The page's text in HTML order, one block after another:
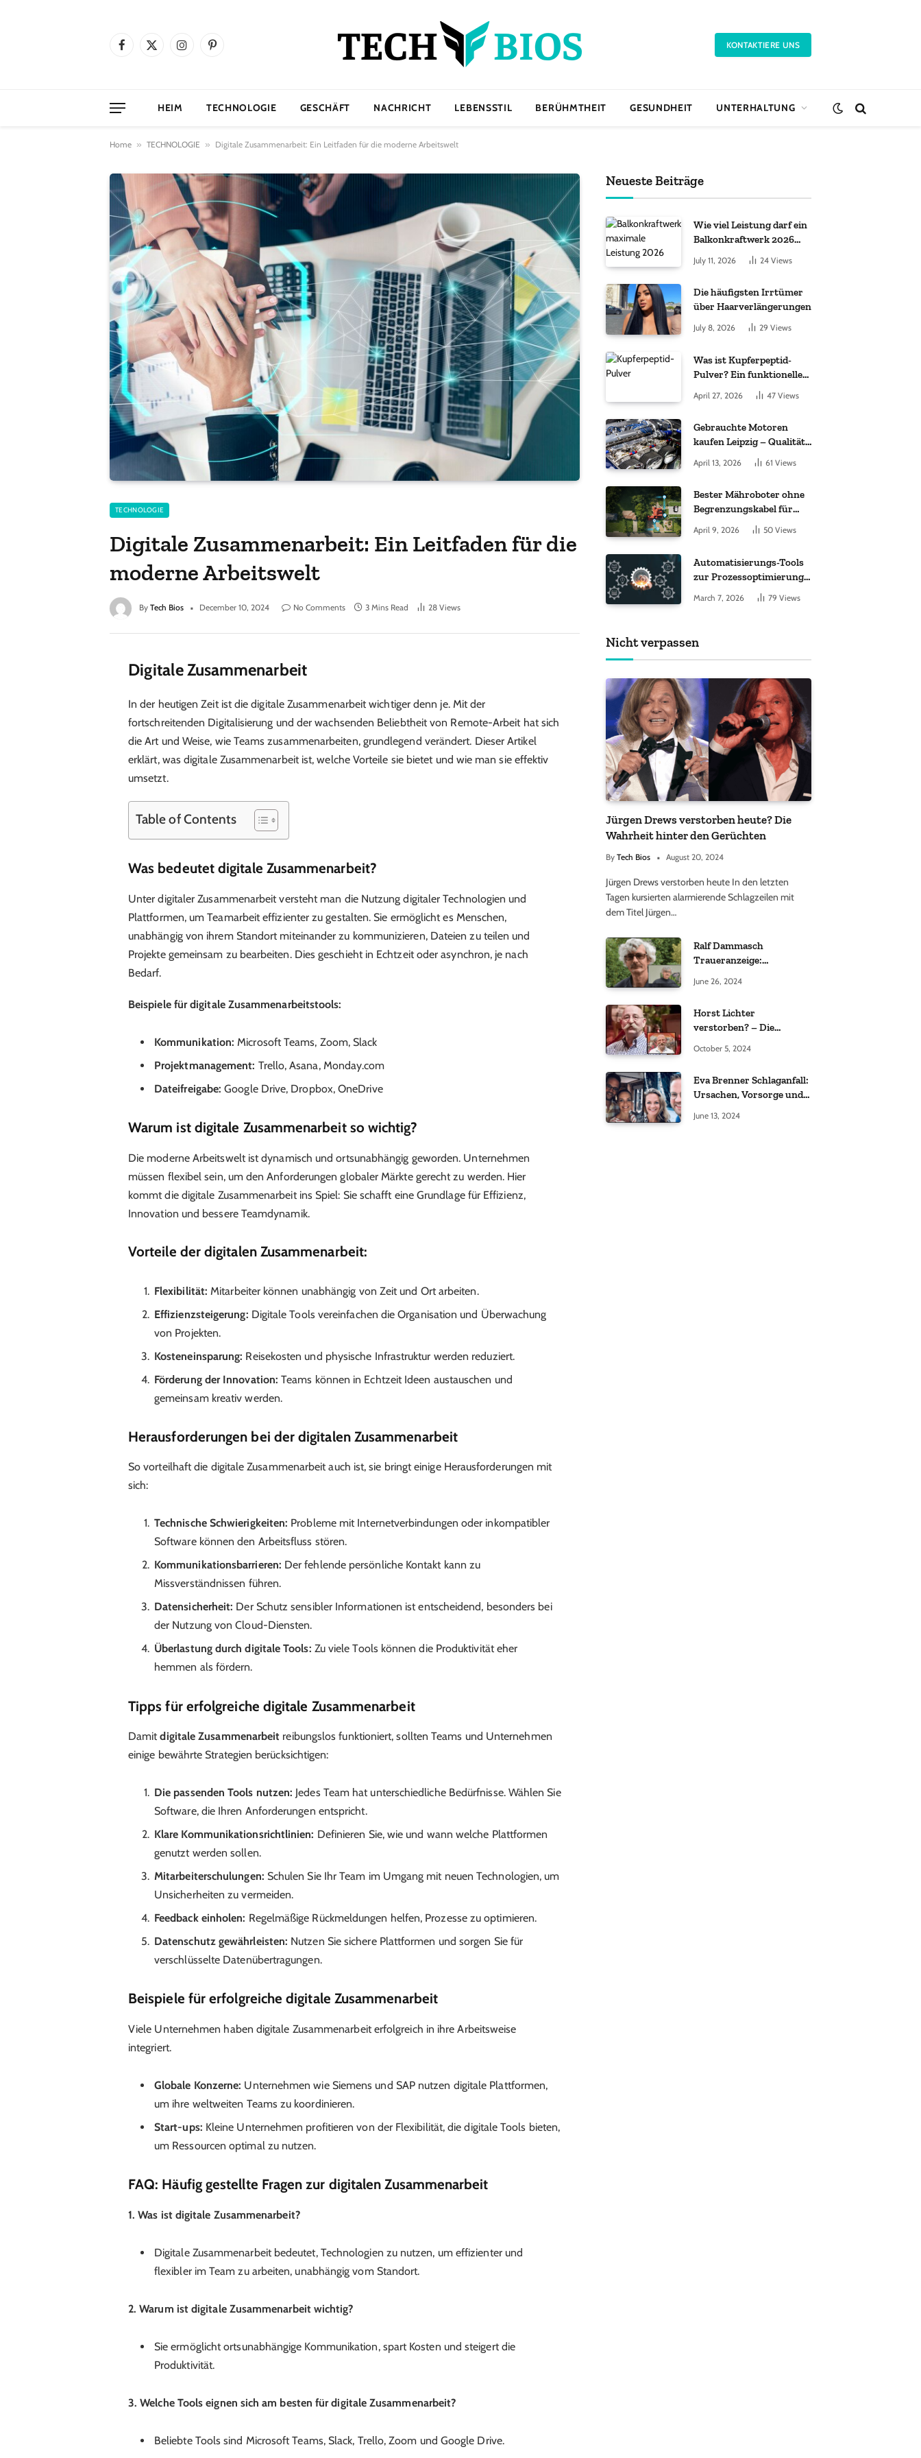
Facebook
X
InstagramPinterest KONTAKTIERE UNS
HEIM TECHNOLOGIE GESCHÄFT NACHRICHT LEBENSSTIL BERÜHMTHEIT GESUNDHEIT UNTERHALTUNG
Home » TECHNOLOGIE » Digitale Zusammenarbeit: Ein Leitfaden für die moderne Arbeitswelt
TECHNOLOGIE
Digitale Zusammenarbeit: Ein Leitfaden für die
moderne Arbeitswelt
By Tech Bios December 10, 2024 No Comments 3 Mins Read 28 Views
Digitale Zusammenarbeit
In der heutigen Zeit ist die digitale Zusammenarbeit wichtiger denn je. Mit der
fortschreitenden Digitalisierung und der wachsenden Beliebtheit von Remote-Arbeit hat sich
die Art und Weise, wie Teams zusammenarbeiten, grundlegend verändert. Dieser Artikel
erklärt, was digitale Zusammenarbeit ist, welche Vorteile sie bietet und wie man sie effektiv
umsetzt.
Table of Contents
Was bedeutet digitale Zusammenarbeit?
Unter digitaler Zusammenarbeit versteht man die Nutzung digitaler Technologien und
Plattformen, um Teamarbeit effizienter zu gestalten. Sie ermöglicht es Menschen,
unabhängig von ihrem Standort miteinander zu kommunizieren, Dateien zu teilen und
Projekte gemeinsam zu bearbeiten. Dies geschieht in Echtzeit oder asynchron, je nach
Bedarf.
Beispiele für digitale Zusammenarbeitstools:
Kommunikation: Microsoft Teams, Zoom, Slack
Projektmanagement: Trello, Asana, Monday.com
Dateifreigabe: Google Drive, Dropbox, OneDrive
Warum ist digitale Zusammenarbeit so wichtig?
Die moderne Arbeitswelt ist dynamisch und ortsunabhängig geworden. Unternehmen
müssen flexibel sein, um den Anforderungen globaler Märkte gerecht zu werden. Hier
kommt die digitale Zusammenarbeit ins Spiel: Sie schafft eine Grundlage für Effizienz,
Innovation und bessere Teamdynamik.
Vorteile der digitalen Zusammenarbeit:
Flexibilität: Mitarbeiter können unabhängig von Zeit und Ort arbeiten.
Effizienzsteigerung: Digitale Tools vereinfachen die Organisation und Überwachung
von Projekten.
Kosteneinsparung: Reisekosten und physische Infrastruktur werden reduziert.
Förderung der Innovation: Teams können in Echtzeit Ideen austauschen und
gemeinsam kreativ werden.
Herausforderungen bei der digitalen Zusammenarbeit
So vorteilhaft die digitale Zusammenarbeit auch ist, sie bringt einige Herausforderungen mit
sich:
Technische Schwierigkeiten: Probleme mit Internetverbindungen oder inkompatibler
Software können den Arbeitsfluss stören.
Kommunikationsbarrieren: Der fehlende persönliche Kontakt kann zu
Missverständnissen führen.
Datensicherheit: Der Schutz sensibler Informationen ist entscheidend, besonders bei
der Nutzung von Cloud-Diensten.
Überlastung durch digitale Tools: Zu viele Tools können die Produktivität eher
hemmen als fördern.
Tipps für erfolgreiche digitale Zusammenarbeit
Damitdigitale Zusammenarbeit reibungslos funktioniert, sollten Teams und Unternehmen
einige bewährte Strategien berücksichtigen:
Die passenden Tools nutzen: Jedes Team hat unterschiedliche Bedürfnisse. Wählen Sie
Software, die Ihren Anforderungen entspricht.
Klare Kommunikationsrichtlinien: Definieren Sie, wie und wann welche Plattformen
genutzt werden sollen.
Mitarbeiterschulungen: Schulen Sie Ihr Team im Umgang mit neuen Technologien, um
Unsicherheiten zu vermeiden.
Feedback einholen: Regelmäßige Rückmeldungen helfen, Prozesse zu optimieren.
Datenschutz gewährleisten: Nutzen Sie sichere Plattformen und sorgen Sie für
verschlüsselte Datenübertragungen.
Beispiele für erfolgreiche digitale Zusammenarbeit
Viele Unternehmen haben digitale Zusammenarbeit erfolgreich in ihre Arbeitsweise
integriert.
Globale Konzerne: Unternehmen wie Siemens und SAP nutzen digitale Plattformen,
um ihre weltweiten Teams zu koordinieren.
Start-ups: Kleine Unternehmen profitieren von der Flexibilität, die digitale Tools bieten,
um Ressourcen optimal zu nutzen.
FAQ: Häufig gestellte Fragen zur digitalen Zusammenarbeit
1. Was ist digitale Zusammenarbeit?
Digitale Zusammenarbeit bedeutet, Technologien zu nutzen, um effizienter und
flexibler im Team zu arbeiten, unabhängig vom Standort.
2. Warum ist digitale Zusammenarbeit wichtig?
Sie ermöglicht ortsunabhängige Kommunikation, spart Kosten und steigert die
Produktivität.
3. Welche Tools eignen sich am besten für digitale Zusammenarbeit?
Beliebte Tools sind Microsoft Teams, Slack, Trello, Zoom und Google Drive.
Neueste Beiträge
Wie viel Leistung darf ein
Balkonkraftwerk 2026
July 11, 2026 24 Views
Die häufigsten Irrtümer
über Haarverlängerungen
July 8, 2026 29 Views
Was ist Kupferpeptid-
Pulver? Ein funktioneller
Komplex aus „kleinem
Molekül + Metall“
April 27, 2026 47 Views
Gebrauchte Motoren
kaufen Leipzig – Qualität,
Garantie und weltweite
Lieferung im Fokus
April 13, 2026 61 Views
Bester Mähroboter ohne
Begrenzungskabel für
kleine Gärten: Worauf es
bei 200 bis 500 m²
April 9, 2026 50 Views
Automatisierungs-Tools
zur Prozessoptimierung
im Einkauf: Wichtige
Funktionen, auf die Sie
March 7, 2026 79 Views
Nicht verpassen
Jürgen Drews verstorben heute? Die
Wahrheit hinter den Gerüchten
By Tech Bios August 20, 2024
Jürgen Drews verstorben heute In den letzten
Tagen kursierten alarmierende Schlagzeilen mit
dem Titel Jürgen…
Ralf Dammasch
Traueranzeige:
Informationen
June 26, 2024
Horst Lichter
verstorben? – Die
Gerüchten
October 5, 2024
Eva Brenner Schlaganfall:
Ursachen, Vorsorge und
June 13, 2024